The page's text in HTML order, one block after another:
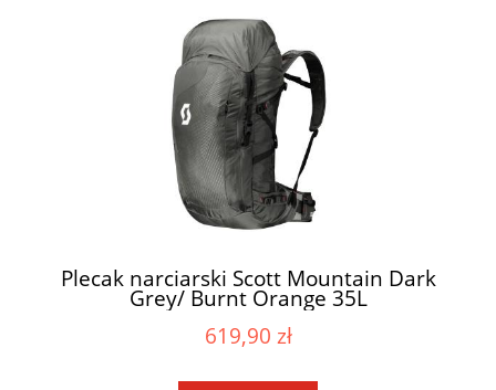
Plecak narciarski Scott Mountain Dark
Grey/ Burnt Orange 35L
619,90 zł